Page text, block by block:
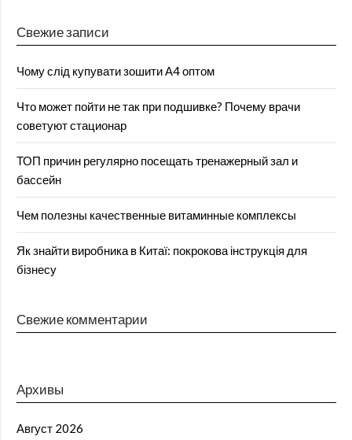
Свежие записи
Чому слід купувати зошити А4 оптом
Что может пойти не так при подшивке? Почему врачи
советуют стационар
ТОП причин регулярно посещать тренажерный зал и
бассейн
Чем полезны качественные витаминные комплексы
Як знайти виробника в Китаї: покрокова інструкція для
бізнесу
Свежие комментарии
Архивы
Август 2026